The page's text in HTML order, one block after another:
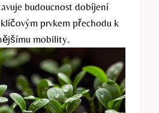
budoucnost dobíjení
prvkem přechodu k
mobility.